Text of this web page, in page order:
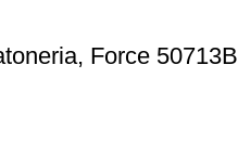
Force 50713B